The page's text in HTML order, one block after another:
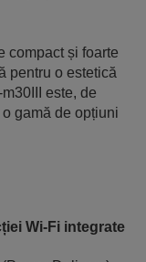
compact și foarte
pentru o estetică
este, de
gamă de opțiuni
Wi-Fi integrate